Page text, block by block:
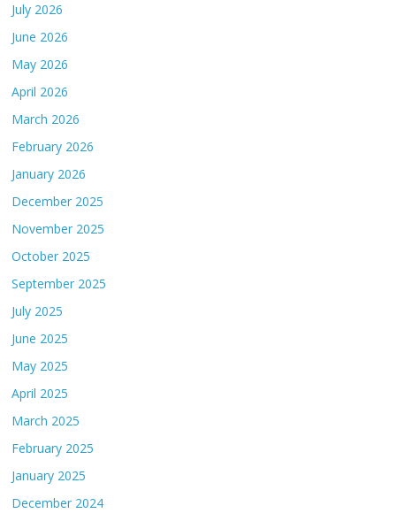
July 2026
June 2026
May 2026
April 2026
March 2026
February 2026
January 2026
December 2025
November 2025
October 2025
September 2025
July 2025
June 2025
May 2025
April 2025
March 2025
February 2025
January 2025
December 2024